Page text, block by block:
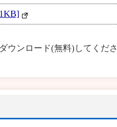
ウンロード(無料)してくださ